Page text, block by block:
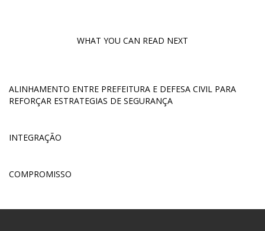
WHAT YOU CAN READ NEXT
ALINHAMENTO ENTRE PREFEITURA E DEFESA CIVIL PARA
REFORÇAR ESTRATEGIAS DE SEGURANÇA
INTEGRAÇÃO
COMPROMISSO